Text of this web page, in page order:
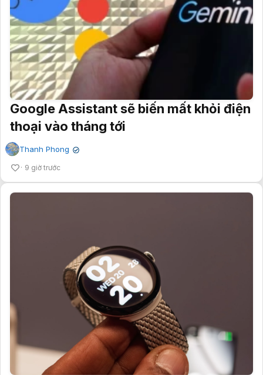
Google Assistant sẽ biến mất khỏi điện
thoại vào tháng tới
Thanh Phong ✔
9 giờ trước